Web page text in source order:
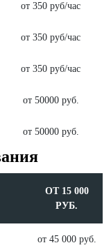
от 350 руб/час
от 350 руб/час
от 350 руб/час
от 50000 руб.
от 50000 руб.
ОТ 15 000
РУБ.
от 45 000 руб.